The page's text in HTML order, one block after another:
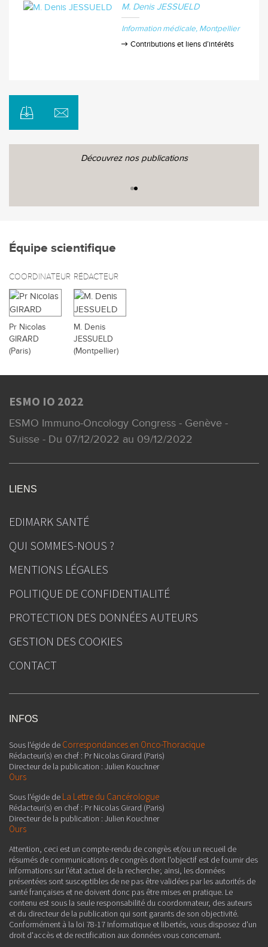
M. Denis JESSUELD
Information médicale Montpellier
Contributions et liens d’intérêts
Découvrez nos publications
Équipe scientifique
COORDINATEUR
Pr Nicolas
GIRARD
(Paris)
RÉDACTEUR
M. Denis
JESSUELD
(Montpellier)
ESMO IO 2022
ESMO Immuno-Oncology Congress - Genève -
Suisse - Du 07/12/2022 au 09/12/2022
INFOS
Sous l'égide de Correspondances en Onco-Thoracique
Rédacteur(s) en chef : Pr Nicolas Girard (Paris)
Directeur de la publication : Julien Kouchner
Ours
Sous l'égide de La Lettre du Cancérologue
Rédacteur(s) en chef : Pr Nicolas Girard (Paris)
Directeur de la publication : Julien Kouchner
Ours
Attention, ceci est un compte-rendu de congrès et/ou un recueil de
résumés de communications de congrès dont l'objectif est de fournir des
informations sur l'état actuel de la recherche ; ainsi, les données
présentées sont susceptibles de ne pas être validées par les autorités de
santé françaises et ne doivent donc pas être mises en pratique. Le
contenu est sous la seule responsabilité du coordonnateur, des auteurs
et du directeur de la publication qui sont garants de son objectivité.
Conformément à la loi 78-17 Informatique et libertés, vous disposez d'un
droit d'accès et de rectification aux données vous concernant.
LIENS
EDIMARK SANTÉ
QUI SOMMES-NOUS ?
MENTIONS LÉGALES
POLITIQUE DE CONFIDENTIALITÉ
PROTECTION DES DONNÉES AUTEURS
GESTION DES COOKIES
CONTACT